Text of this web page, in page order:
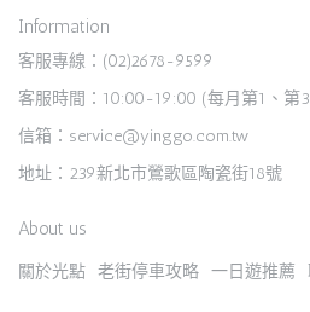
Information
客服專線：(02)2678-9599
客服時間：10:00-19:00 (每月第1、第
信箱：service@yinggo.com.tw
地址：239新北市鶯歌區陶瓷街18號
About us
關於光點 老街停車攻略 一日遊推薦